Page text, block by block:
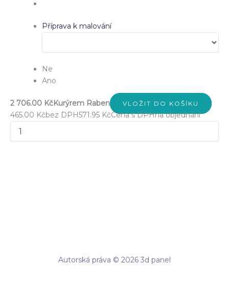
Příprava k malování
Ne
Ano
2 706.00 KčKurýrem Raben VLOŽIT DO KOŠÍKU
465.00 Kčbez DPH571.95 KčCena s DPHna objednání
Autorská práva © 2026 3d panel